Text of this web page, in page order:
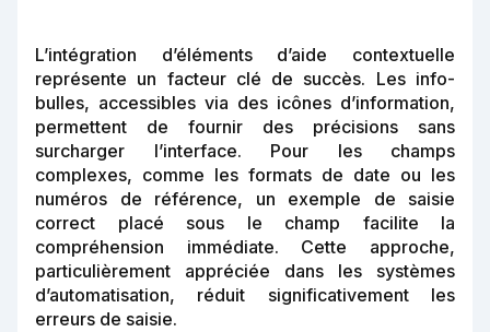
L’intégration d’éléments d’aide contextuelle
représente un facteur clé de succès. Les info-
bulles, accessibles via des icônes d’information,
permettent de fournir des précisions sans
surcharger l’interface. Pour les champs
complexes, comme les formats de date ou les
numéros de référence, un exemple de saisie
correct placé sous le champ facilite la
compréhension immédiate. Cette approche,
particulièrement appréciée dans les systèmes
d’automatisation, réduit significativement les
erreurs de saisie.